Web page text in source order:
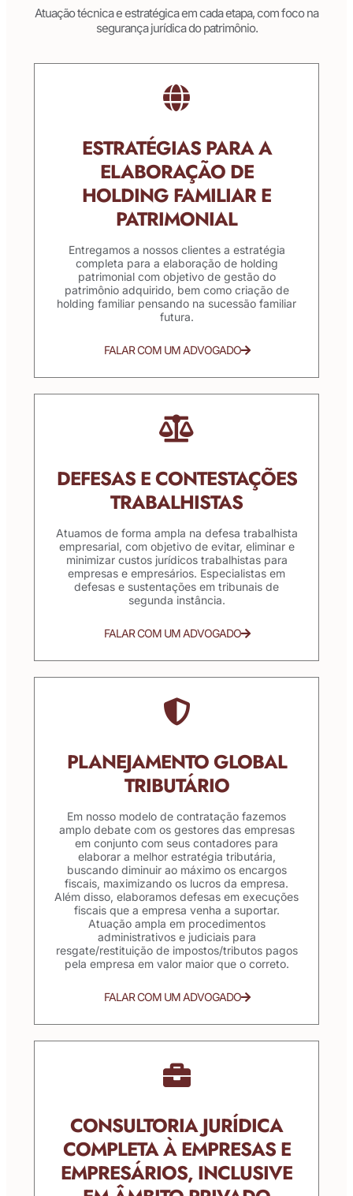
Atuação técnica e estratégica em cada etapa, com foco na
segurança jurídica do patrimônio.
ESTRATÉGIAS PARA A
ELABORAÇÃO DE
HOLDING FAMILIAR E
PATRIMONIAL
Entregamos a nossos clientes a estratégia
completa para a elaboração de holding
patrimonial com objetivo de gestão do
patrimônio adquirido, bem como criação de
holding familiar pensando na sucessão familiar
futura.
FALAR COM UM ADVOGADO
DEFESAS E CONTESTAÇÕES
TRABALHISTAS
Atuamos de forma ampla na defesa trabalhista
empresarial, com objetivo de evitar, eliminar e
minimizar custos jurídicos trabalhistas para
empresas e empresários. Especialistas em
defesas e sustentações em tribunais de
segunda instância.
FALAR COM UM ADVOGADO
PLANEJAMENTO GLOBAL
TRIBUTÁRIO
Em nosso modelo de contratação fazemos
amplo debate com os gestores das empresas
em conjunto com seus contadores para
elaborar a melhor estratégia tributária,
buscando diminuir ao máximo os encargos
fiscais, maximizando os lucros da empresa.
Além disso, elaboramos defesas em execuções
fiscais que a empresa venha a suportar.
Atuação ampla em procedimentos
administrativos e judiciais para
resgate/restituição de impostos/tributos pagos
pela empresa em valor maior que o correto.
FALAR COM UM ADVOGADO
CONSULTORIA JURÍDICA
COMPLETA À EMPRESAS E
EMPRESÁRIOS, INCLUSIVE